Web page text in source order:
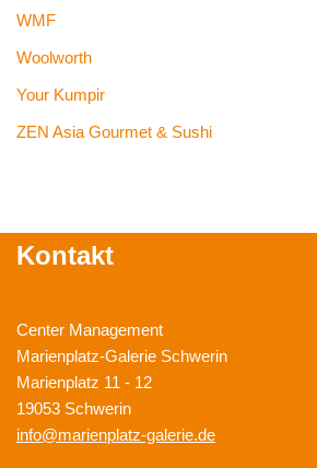
WMF
Woolworth
Your Kumpir
ZEN Asia Gourmet & Sushi
Kontakt
Center Management
Marienplatz-Galerie Schwerin
Marienplatz 11 - 12
19053 Schwerin
info@marienplatz-galerie.de